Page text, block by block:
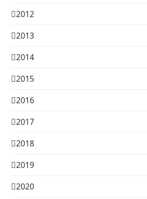
2012
2013
2014
2015
2016
2017
2018
2019
2020